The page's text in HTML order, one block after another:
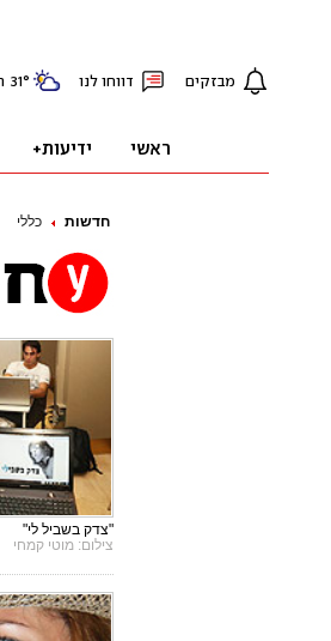
חדשות כללי
"צדק בשביל לי"
צילום: מוטי קמחי